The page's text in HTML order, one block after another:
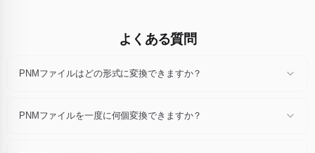
よくある質問
PNMファイルはどの形式に変換できますか？
TIFF、PDF、ICOに変換できます。ファイルをドロップ後、ドロップダ
PNMファイルを一度に何個変換できますか？